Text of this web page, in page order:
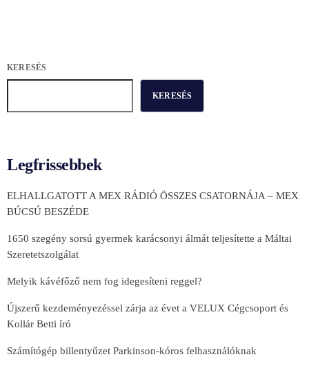
KERESÉS
KERESÉS
Legfrissebbek
ELHALLGATOTT A MEX RÁDIÓ ÖSSZES CSATORNÁJA – MEX
BÚCSÚ BESZÉDE
1650 szegény sorsú gyermek karácsonyi álmát teljesítette a Máltai
Szeretetszolgálat
Melyik kávéfőző nem fog idegesíteni reggel?
Újszerű kezdeményezéssel zárja az évet a VELUX Cégcsoport és
Kollár Betti író
Számítógép billentyűzet Parkinson-kóros felhasználóknak